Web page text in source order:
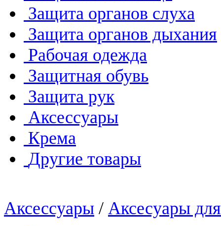
Защита органов слуха
Защита органов дыхания
Рабочая одежда
Защитная обувь
Защита рук
Аксессуары
Крема
Другие товары
Аксессуары / Аксесуары